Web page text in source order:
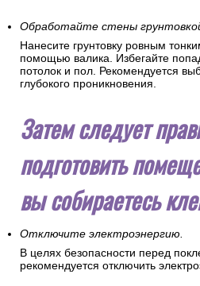
Обработайте стены
Нанесите грунтовку ровным
помощью валика. Избегайте
потолок и пол. Рекомендуется
глубокого проникновения.
Затем следует
подготовить
вы собираетесь
Отключите электроэнергию.
В целях безопасности перед
рекомендуется отключить